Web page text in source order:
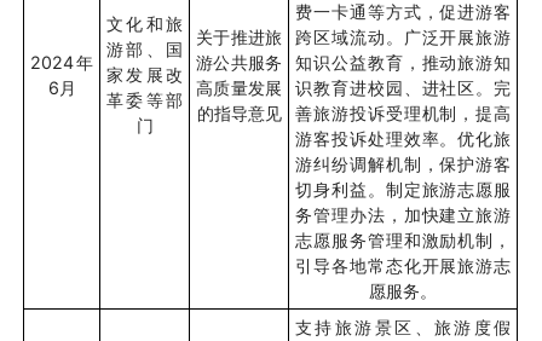
2024年
6月
文化和旅
游部、国
家发展改
革委等部
门
关于推进旅
游公共服务
高质量发展
的指导意见
费一卡通等方式，促进游客
跨区域流动。广泛开展旅游
知识公益教育，推动旅游知
识教育进校园、进社区。完
善旅游投诉受理机制，提高
游客投诉处理效率。优化旅
游纠纷调解机制，保护游客
切身利益。制定旅游志愿服
务管理办法，加快建立旅游
志愿服务管理和激励机制，
引导各地常态化开展旅游志
愿服务。
支持旅游景区、旅游度假